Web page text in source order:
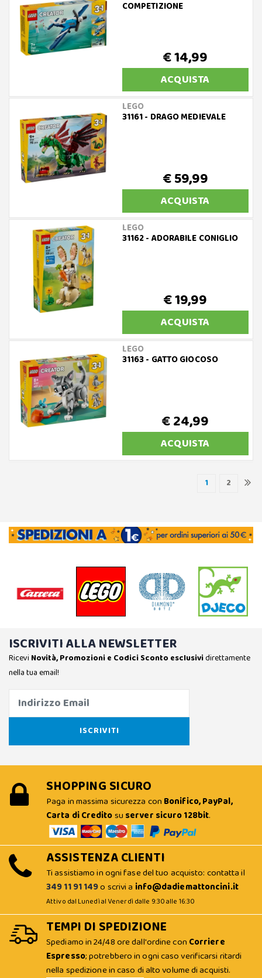
COMPETIZIONE
€ 14,99
ACQUISTA
LEGO
31161 - DRAGO MEDIEVALE
€ 59,99
ACQUISTA
LEGO
31162 - ADORABILE CONIGLIO
€ 19,99
ACQUISTA
LEGO
31163 - GATTO GIOCOSO
€ 24,99
ACQUISTA
1 2
ISCRIVITI ALLA NEWSLETTER
Ricevi Novità, Promozioni e Codici Sconto esclusividirettamente
nella tua email!
SHOPPING SICURO
Paga in massima sicurezza con Bonifico, PayPal,
Carta di Creditosu server sicuro 128bit.
ASSISTENZA CLIENTI
Ti assistiamo in ogni fase del tuo acquisto: contatta il
349 11 91 149o scrivi a info@dadiemattoncini.it
Attivo dal Lunedì al Venerdì dalle 9:30 alle 16:30
TEMPI DI SPEDIZIONE
Spediamo in 24/48 ore dall'ordine con Corriere
Espresso; potrebbero in ogni caso verificarsi ritardi
nella spedizione in caso di alto volume di acquisti.